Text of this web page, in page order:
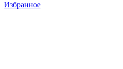
Избранное